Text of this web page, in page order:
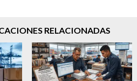
RELACIONADAS